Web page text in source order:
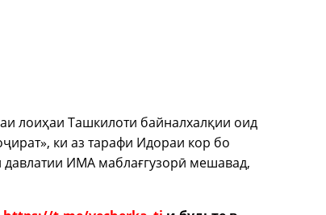
лоиҳаи Ташкилоти байналхалқии оид
ки аз тарафи Идораи кор бо
ИМА маблағгузорӣ мешавад,